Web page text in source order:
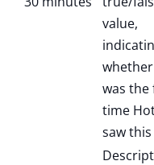
value,
was the
time
saw